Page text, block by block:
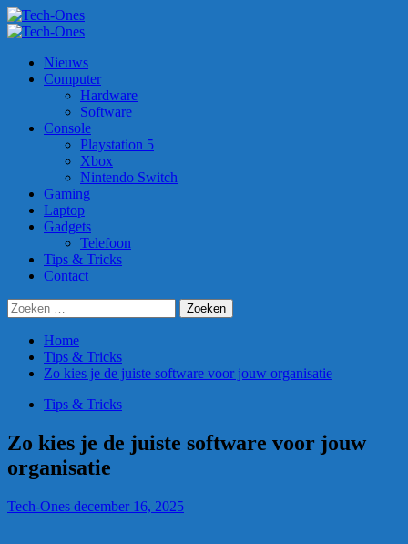
Ga
naar
inhoud
Primair
Nieuws
Computer
Hardware
Software
Console
Playstation 5
Xbox
Nintendo Switch
Gaming
Laptop
Gadgets
Telefoon
Tips & Tricks
Contact
Zoeken
naar:
Home
Tips & Tricks
Zo kies je de juiste software voor jouw organisatie
Tips & Tricks
Zo kies je de juiste software voor jouw
organisatie
Tech-Ones december 16, 2025